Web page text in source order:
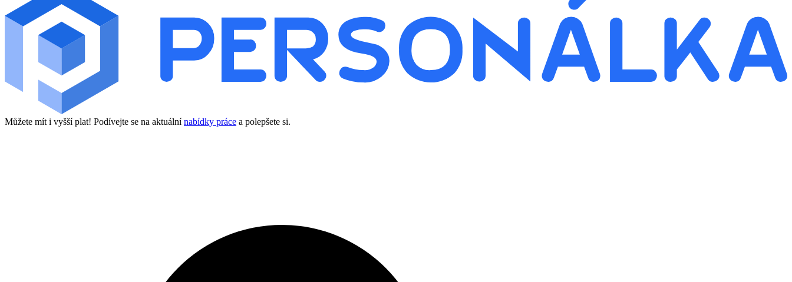
Můžete mít i vyšší plat! Podívejte se na aktuálnínabídky práce a polepšete si.